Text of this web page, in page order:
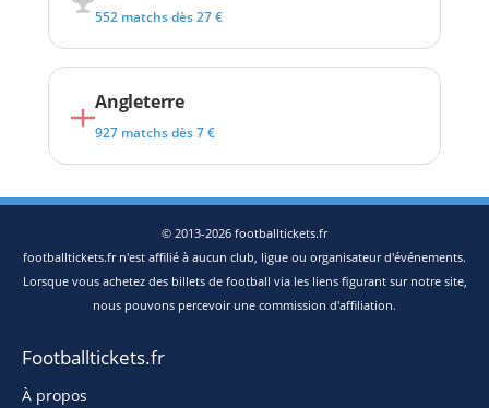
552 matchs dès 27 €
Angleterre
927 matchs dès 7 €
© 2013-2026 footballtickets.fr
footballtickets.fr n'est affilié à aucun club, ligue ou organisateur d'événements.
Lorsque vous achetez des billets de football via les liens figurant sur notre site,
nous pouvons percevoir une commission d'affiliation.
Footballtickets.fr
À propos